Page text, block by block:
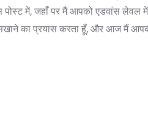
में, जहाँ पर मैं आपको एडवांस लेवल में
का प्रयास करता हूँ, और आज मैं